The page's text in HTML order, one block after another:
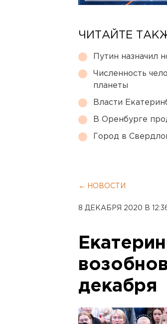
ЧИТАЙТЕ
Путин назначил
Численность
планеты
Власти
В Оренбурге
Город в
← НОВОСТИ
8 ДЕКАБРЯ 2020 В
декабря